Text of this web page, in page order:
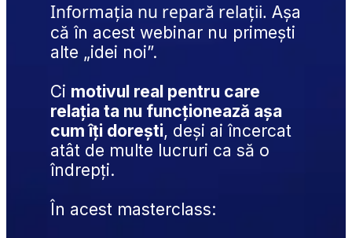
Informația nu repară relații. Așa
că în acest webinar nu primești
alte „idei noi”.
Ci motivul real pentru care
relația ta nu funcționează așa
cum îți dorești, deși ai încercat
atât de multe lucruri ca să o
îndrepți.
În acest masterclass: